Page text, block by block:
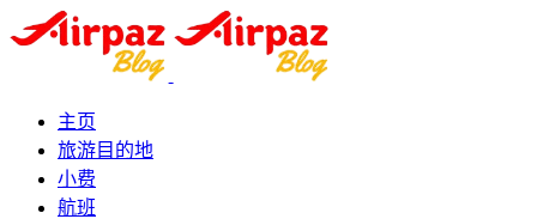
主页
旅游目的地
小费
航班